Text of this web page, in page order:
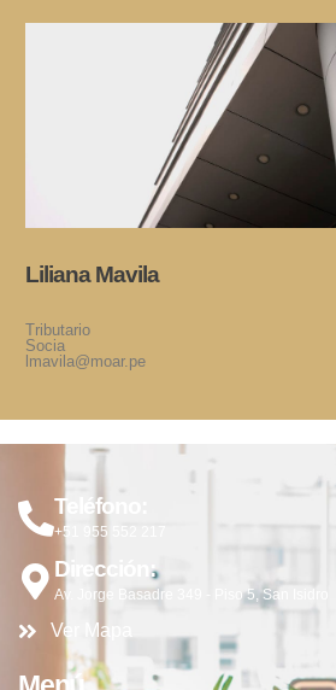
Liliana Mavila
Tributario
Socia
lmavila@moar.pe
Teléfono:
+51 955 552 217
Dirección:
Av. Jorge Basadre 349 - Piso 5, San Isidro
Ver Mapa